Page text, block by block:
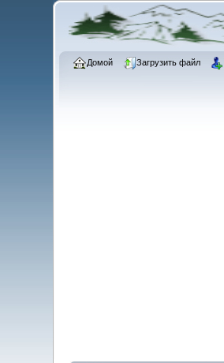
Домой Загрузить файл